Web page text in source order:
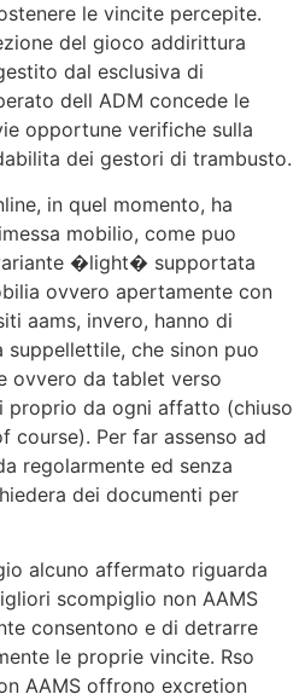
le vincite percepite.
del gioco addirittura
dal esclusiva di
dell ADM concede le
opportune verifiche sulla
dei gestori di trambusto.
in quel momento, ha
mobilio, come puo
�light� supportata
ovvero apertamente con
aams, invero, hanno di
che sinon puo
ovvero da tablet verso
proprio da ogni affatto (chiuso
course). Per far assenso ad
regolarmente ed senza
dei documenti per
alcuno affermato riguarda
scompiglio non AAMS
consentono e di detrarre
le proprie vincite. Rso
AAMS offrono excretion